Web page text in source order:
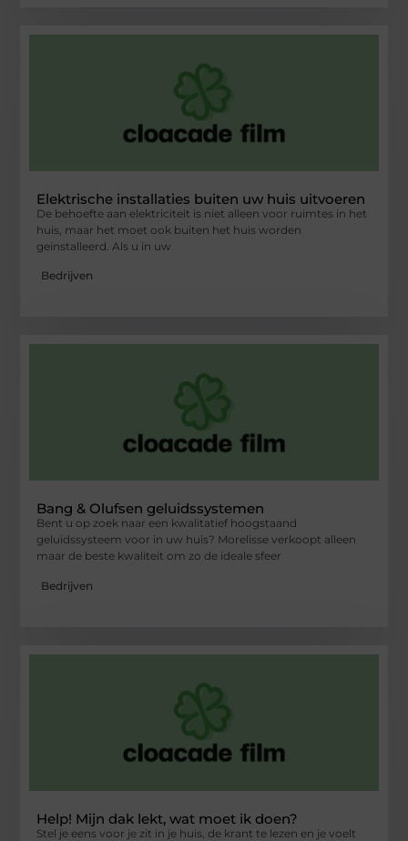
Elektrische installaties buiten uw huis uitvoeren
De behoefte aan elektriciteit is niet alleen voor ruimtes in het
huis, maar het moet ook buiten het huis worden
geïnstalleerd. Als u in uw
Bedrijven
Bang & Olufsen geluidssystemen
Bent u op zoek naar een kwalitatief hoogstaand
geluidssysteem voor in uw huis? Morelisse verkoopt alleen
maar de beste kwaliteit om zo de ideale sfeer
Bedrijven
Help! Mijn dak lekt, wat moet ik doen?
Stel je eens voor je zit in je huis, de krant te lezen en je voelt